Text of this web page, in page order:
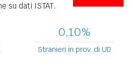
su dati ISTAT.
0,10%
Stranieri in prov. di UD